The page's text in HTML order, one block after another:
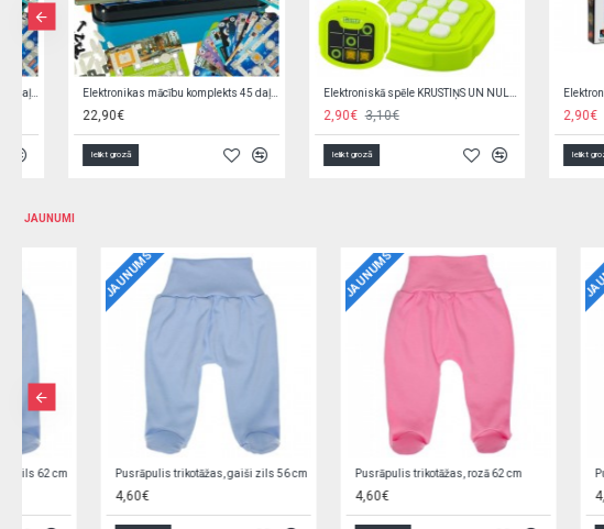
Galda spēle ĶĪNIETIS "2in1" KX5952
16,90€
Iemaņu spēle "DZĪVNIEKU TORNIS" 63605
JAUNUMI
Jaciņa trikotāžas, rozā 62 cm O0YEYROX Jaciņa trikotāžas, gaiši zila 62 cm F9W2GGPL